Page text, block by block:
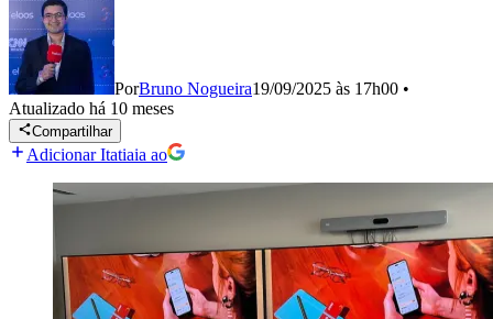
PorBruno Nogueira19/09/2025 às 17h00 •
Atualizado há 10 meses
Compartilhar
Adicionar Itatiaia ao